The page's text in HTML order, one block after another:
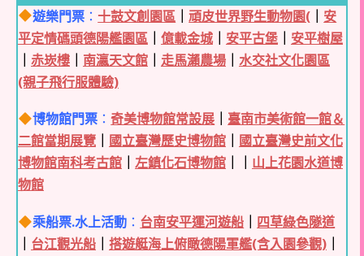
遊樂門票 ： 十鼓文創園區 ｜頑皮世界野生動物園( ｜ 安
平定情碼頭德陽艦園區 ｜ 億載金城 ｜ 安平古堡 ｜ 安平樹屋
｜ 赤崁樓 ｜ 南瀛天文館 ｜ 走馬瀨農場 ｜ 水交社文化園區
(親子飛行服體驗)
博物館門票 ：奇美博物館常設展
臺南市美術館一館＆
二館當期展覽
國立臺灣歷史博物館
國立臺灣史前文化
博物館南科考古館
左鎮化石博物館
山上花園水道博
物館
乘船票.水上活動 ： 台南安平運河遊船
四草綠色隧道
台江觀光船 搭遊艇海上俯瞰德陽軍艦(含入園參觀)